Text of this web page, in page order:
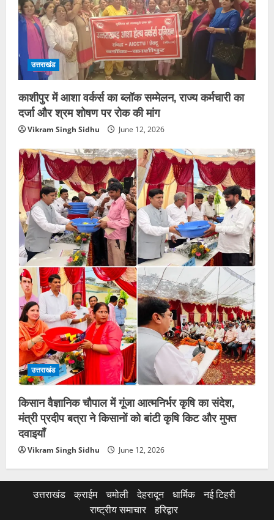
उत्तराखंड
काशीपुर में आशा वर्कर्स का ब्लॉक सम्मेलन, राज्य कर्मचारी का
दर्जा और श्रम शोषण पर रोक की मांग
Vikram Singh Sidhu June 12, 2026
उत्तराखंड
किसान वैज्ञानिक चौपाल में गूंजा आत्मनिर्भर कृषि का संदेश,
मंत्री प्रदीप बत्रा ने किसानों को बांटी कृषि किट और मुफ्त
दवाइयाँ
Vikram Singh Sidhu June 12, 2026
उत्तराखंड क्राईम चमोली देहरादून धार्मिक
नई टिहरी
राष्ट्रीय समाचार
हरिद्वार